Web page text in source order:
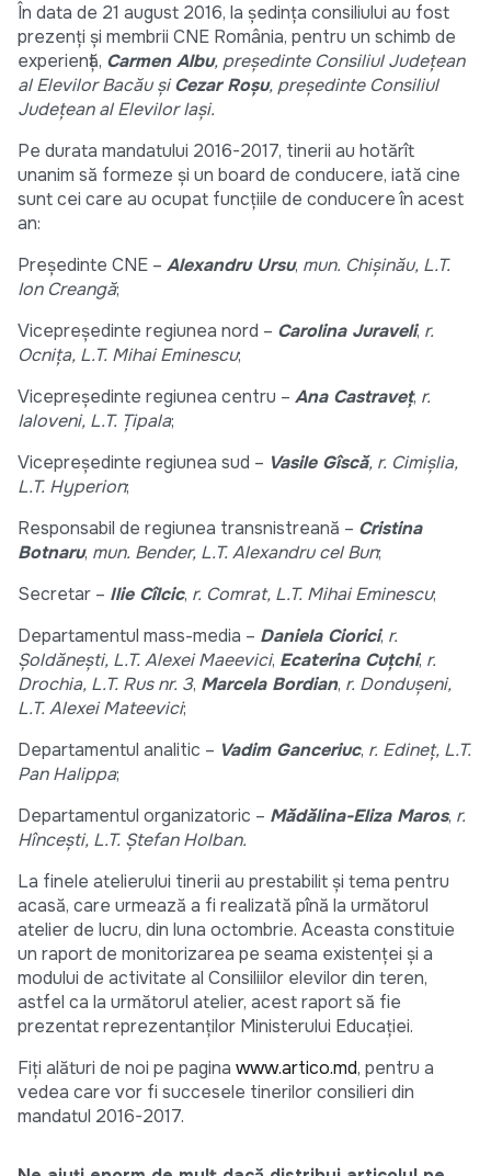
În data de 21 august 2016, la ședința consiliului au fost
prezenți și membrii CNE România, pentru un schimb de
experiență, Carmen Albu, președinte Consiliul Județean
al Elevilor Bacău șiCezar Roșu, președinte Consiliul
Județean al Elevilor Iași.
Pe durata mandatului 2016-2017, tinerii au hotărît
unanim să formeze și un board de conducere, iată cine
sunt cei care au ocupat funcțiile de conducere în acest
an:
Președinte CNE – Alexandru Ursu, mun. Chișinău, L.T.
Ion Creangă;
Vicepreședinte regiunea nord – Carolina Juraveli, r.
Ocnița, L.T. Mihai Eminescu;
Vicepreședinte regiunea centru – Ana Castraveț, r.
Ialoveni, L.T. Țipala;
Vicepreședinte regiunea sud – Vasile Gîscă, r. Cimișlia,
L.T. Hyperion;
Responsabil de regiunea transnistreană – Cristina
Botnaru, mun. Bender, L.T. Alexandru cel Bun;
Secretar – Ilie Cîlcic, r. Comrat, L.T. Mihai Eminescu;
Departamentul mass-media – Daniela Ciorici, r.
Șoldănești, L.T. Alexei Maeevici, Ecaterina Cuțchi, r.
Drochia, L.T. Rus nr. 3, Marcela Bordian, r. Dondușeni,
L.T. Alexei Mateevici;
Departamentul analitic – Vadim Ganceriuc, r. Edineț, L.T.
Pan Halippa;
Departamentul organizatoric – Mădălina-Eliza Maros, r.
Hîncești, L.T. Ștefan Holban.
La finele atelierului tinerii au prestabilit și tema pentru
acasă, care urmează a fi realizată pînă la următorul
atelier de lucru, din luna octombrie. Aceasta constituie
un raport de monitorizarea pe seama existenței și a
modului de activitate al Consiliilor elevilor din teren,
astfel ca la următorul atelier, acest raport să fie
prezentat reprezentanților Ministerului Educației.
Fiți alături de noi pe pagina www.artico.md, pentru a
vedea care vor fi succesele tinerilor consilieri din
mandatul 2016-2017.